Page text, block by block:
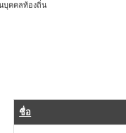
บุคคลท้องถิ่น
ชื่อ